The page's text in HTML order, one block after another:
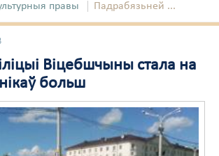
правы Падрабязьней ...
Віцебшчыны стала на
больш